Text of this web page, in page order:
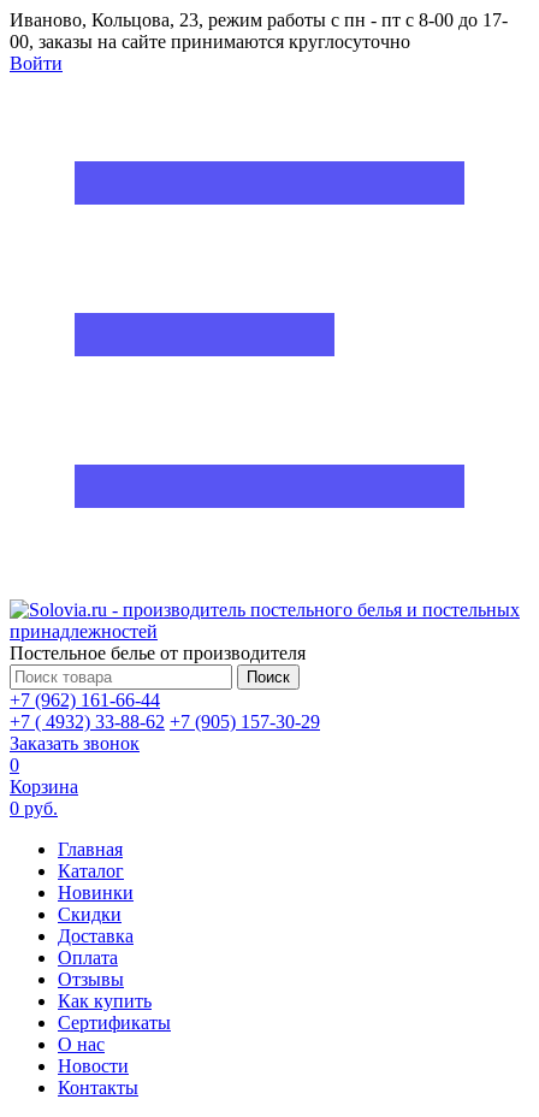
Иваново, Кольцова, 23, режим работы с пн - пт с 8-00 до 17-
00, заказы на сайте принимаются круглосуточно
Войти
Постельное белье от производителя
Поиск
+7 (962) 161-66-44
+7 ( 4932) 33-88-62 +7 (905) 157-30-29
Заказать звонок
0
Корзина
0 руб.
Главная
Каталог
Новинки
Скидки
Доставка
Оплата
Отзывы
Как купить
Сертификаты
О нас
Новости
Контакты